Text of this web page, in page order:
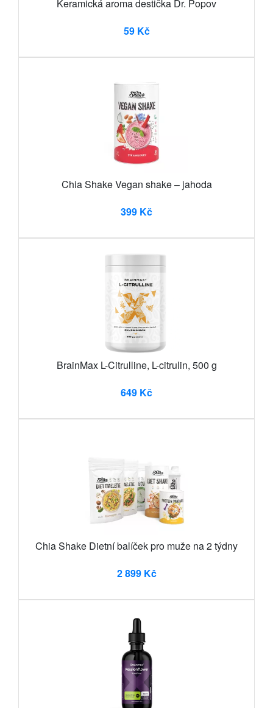
Keramická aroma destička Dr. Popov
59 Kč
Chia Shake Vegan shake – jahoda
399 Kč
BrainMax L-Citrulline, L-citrulin, 500 g
649 Kč
Chia Shake Dietní balíček pro muže na 2 týdny
2 899 Kč